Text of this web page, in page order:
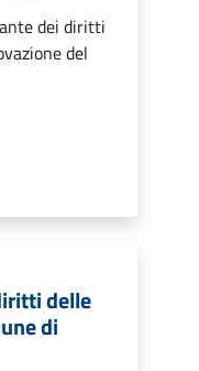
dei diritti
del
delle
di